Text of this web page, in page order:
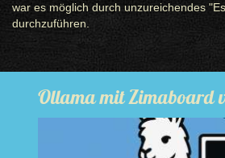
war es möglich durch unzureichendes
durchzuführen.
Ollama mit Zimaboard